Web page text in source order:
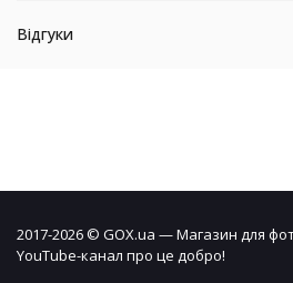
Відгуки
2017-2026 © GOX.ua — Магазин для
YouTube-канал про це добро!